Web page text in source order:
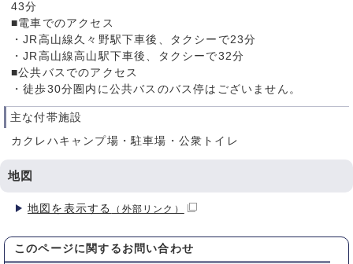
43分
■電車でのアクセス
・JR高山線久々野駅下車後、タクシーで23分
・JR高山線高山駅下車後、タクシーで32分
■公共バスでのアクセス
・徒歩30分圏内に公共バスのバス停はございません。
主な付帯施設
カクレハキャンプ場・駐車場・公衆トイレ
地図
地図を表示する （外部リンク）
このページに関する お問い合わせ